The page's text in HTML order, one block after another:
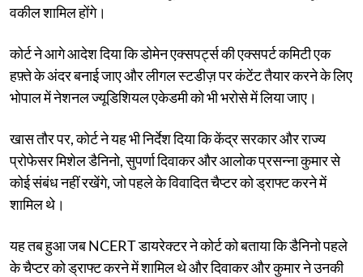
वकील शामिल होंगे।
कोर्ट ने आगे आदेश दिया कि डोमेन एक्सपर्ट्स की एक्सपर्ट कमिटी एक
हफ़्ते के अंदर बनाई जाए और लीगल स्टडीज़ पर कंटेंट तैयार करने के लिए
भोपाल में नेशनल ज्यूडिशियल एकेडमी को भी भरोसे में लिया जाए।
खास तौर पर, कोर्ट ने यह भी निर्देश दिया कि केंद्र सरकार और राज्य
प्रोफेसर मिशेल डैनिनो, सुपर्णा दिवाकर और आलोक प्रसन्ना कुमार से
कोई संबंध नहीं रखेंगे, जो पहले के विवादित चैप्टर को ड्राफ्ट करने में
शामिल थे।
यह तब हुआ जब NCERT डायरेक्टर ने कोर्ट को बताया कि डैनिनो पहले
के चैप्टर को ड्राफ्ट करने में शामिल थे और दिवाकर और कुमार ने उनकी